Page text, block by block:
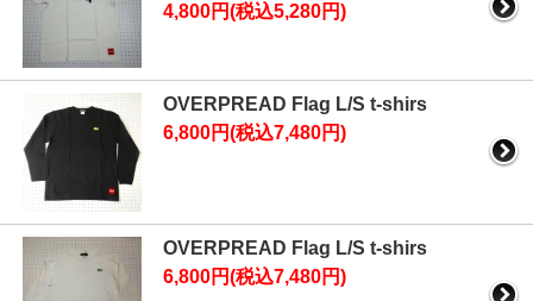
4,800円(税込5,280円)
OVERPREAD Flag L/S t-shirs
6,800円(税込7,480円)
OVERPREAD Flag L/S t-shirs
6,800円(税込7,480円)